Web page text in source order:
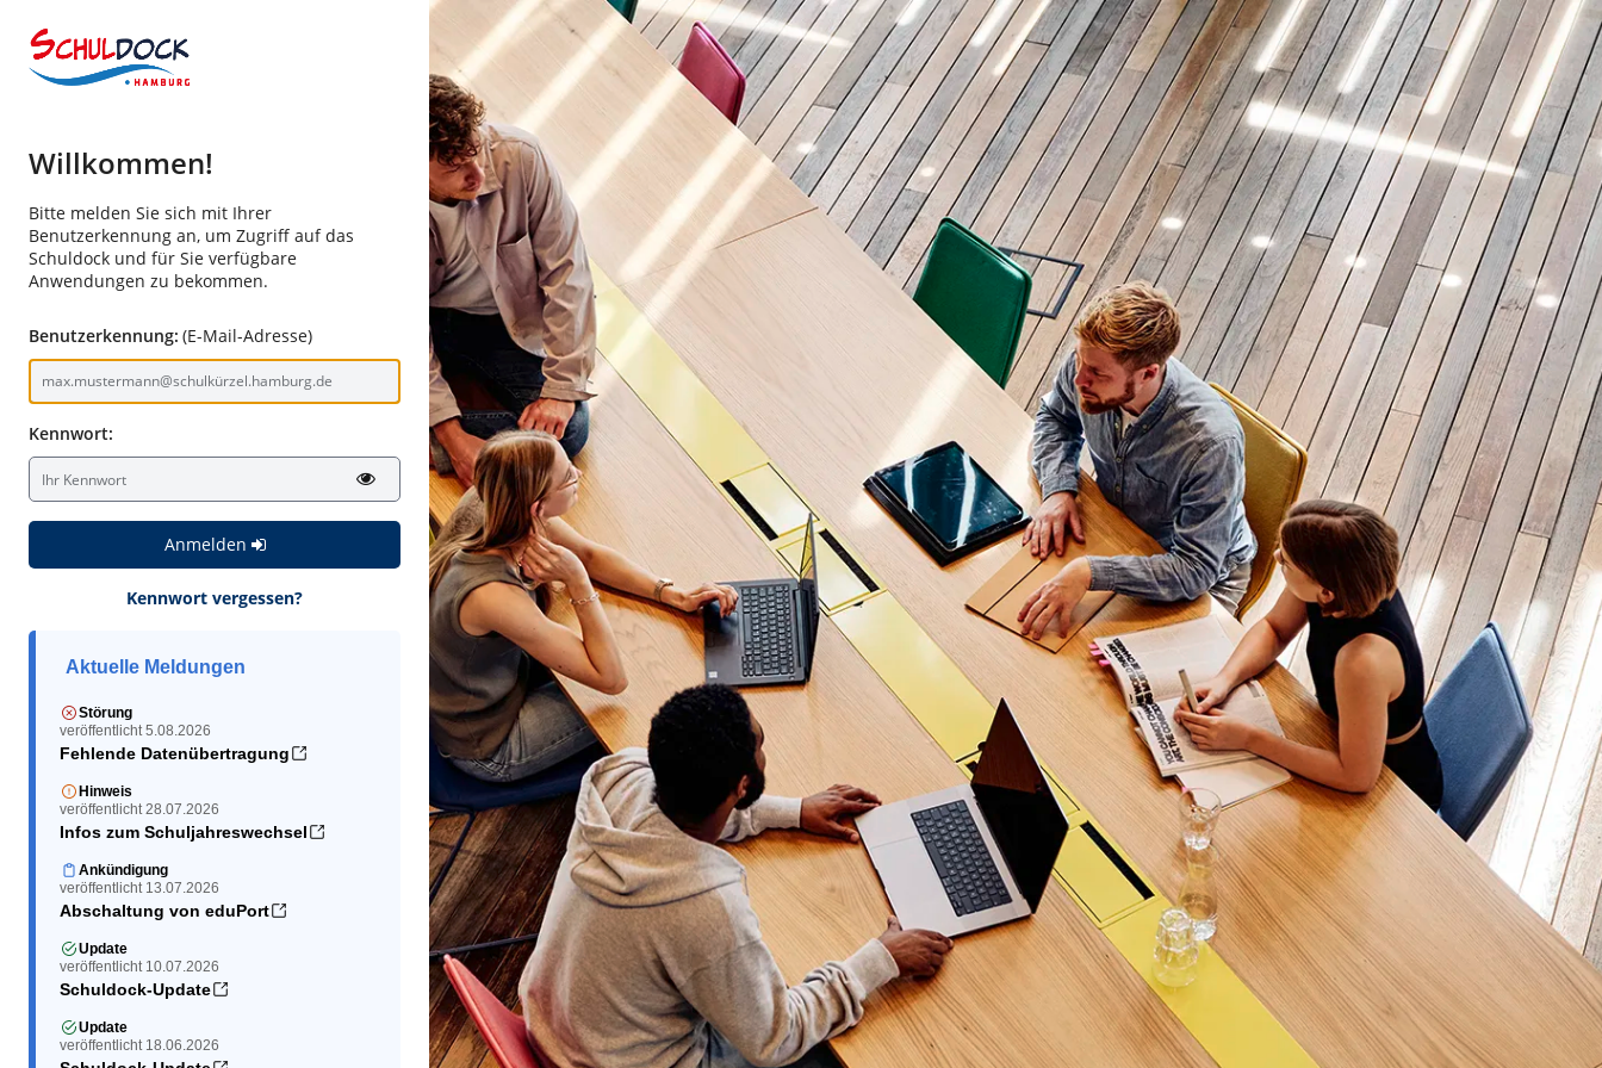
Willkommen!
Bitte melden Sie sich mit Ihrer
Benutzerkennung an, um Zugriff auf das
Schuldock und für Sie verfügbare
Anwendungen zu bekommen.
Benutzerkennung: (E-Mail-Adresse)
Kennwort:
Anmelden
Kennwort vergessen?